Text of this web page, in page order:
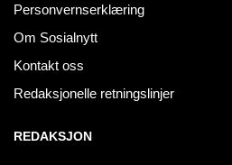
Personvernserklæring
Om Sosialnytt
Kontakt oss
Redaksjonelle retningslinjer
REDAKSJON